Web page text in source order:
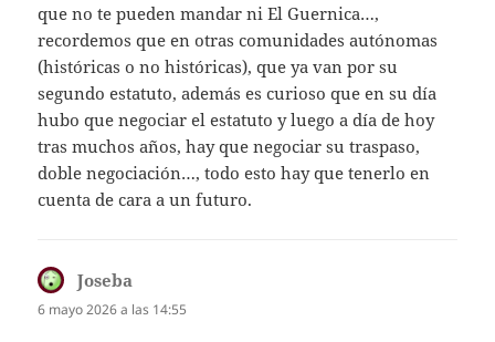
que no te pueden mandar ni El Guernica…,
recordemos que en otras comunidades autónomas
(históricas o no históricas), que ya van por su
segundo estatuto, además es curioso que en su día
hubo que negociar el estatuto y luego a día de hoy
tras muchos años, hay que negociar su traspaso,
doble negociación…, todo esto hay que tenerlo en
cuenta de cara a un futuro.
Joseba
6 mayo 2026 a las 14:55